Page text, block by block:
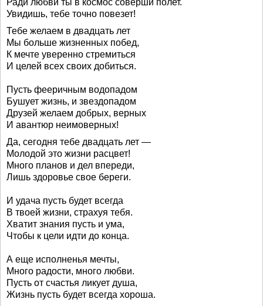
Ради любви ты в космос соверши полет.
Увидишь, тебе точно повезет!
Тебе желаем в двадцать лет
Мы больше жизненных побед,
К мечте уверенно стремиться
И целей всех своих добиться.
Пусть фееричным водопадом
Бушует жизнь, и звездопадом
Друзей желаем добрых, верных
И авантюр неимоверных!
Да, сегодня тебе двадцать лет —
Молодой это жизни расцвет!
Много планов и дел впереди,
Лишь здоровье свое береги.
И удача пусть будет всегда
В твоей жизни, страхуя тебя.
Хватит знания пусть и ума,
Чтобы к цели идти до конца.
А еще исполненья мечты,
Много радости, много любви.
Пусть от счастья ликует душа,
Жизнь пусть будет всегда хороша.